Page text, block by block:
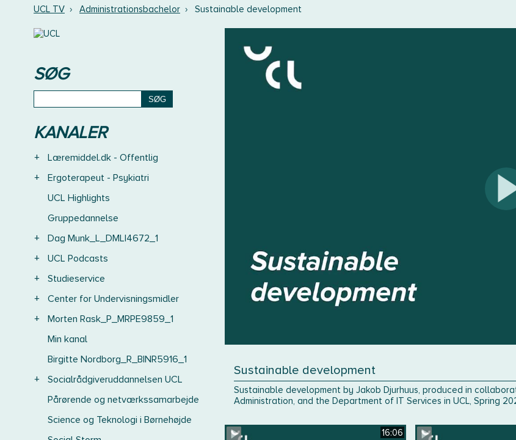
UCL TV › Administrationsbachelor › Sustainable development
SØG
KANALER
+
Læremiddel.dk - Offentlig
+
Ergoterapeut - Psykiatri
UCL Highlights
Gruppedannelse
+
Dag Munk_L_DMLI4672_1
+
UCL Podcasts
+
Studieservice
+
Center for Undervisningsmidler
+
Morten Rask_P_MRPE9859_1
Min kanal
Birgitte Nordborg_R_BINR5916_1
+
Socialrådgiveruddannelsen UCL
Pårørende og netværkssamarbejde
Science og Teknologi i Børnehøjde
Sustainable development
Sustainable development by Jakob Djurhuus, produced in
Administration, and the Department of IT Services in UCL, Spring
16:06